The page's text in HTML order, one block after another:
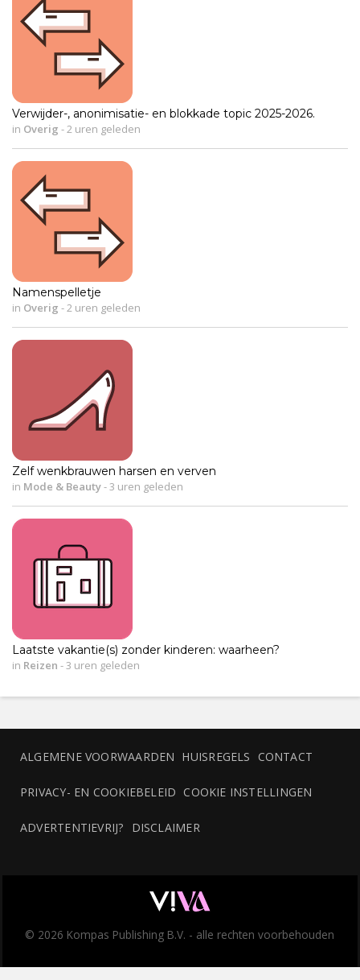
Verwijder-, anonimisatie- en blokkade topic 2025-2026.
in Overig - 2 uren geleden
Namenspelletje
in Overig - 2 uren geleden
Zelf wenkbrauwen harsen en verven
in Mode & Beauty- 3 uren geleden
Laatste vakantie(s) zonder kinderen: waarheen?
in Reizen - 3 uren geleden
ALGEMENE VOORWAARDEN HUISREGELS CONTACT
PRIVACY- EN COOKIEBELEID COOKIE INSTELLINGEN
ADVERTENTIEVRIJ? DISCLAIMER
© 2026 Kompas Publishing B.V. - alle rechten voorbehouden